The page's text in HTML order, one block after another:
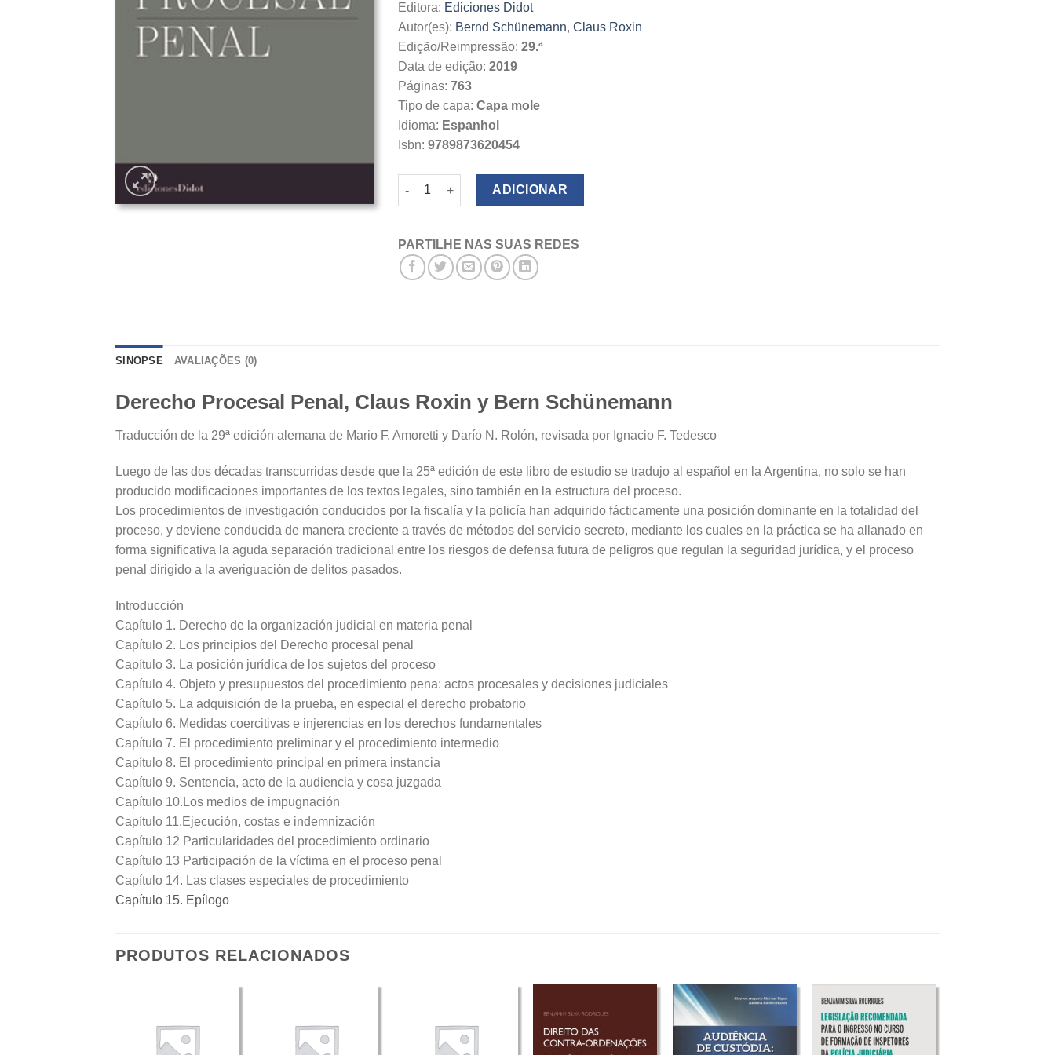
Editora: Ediciones Didot
Autor(es): Bernd Schünemann, Claus Roxin
Edição/Reimpressão: 29.ª
Data de edição: 2019
Páginas: 763
Tipo de capa: Capa mole
Idioma: Espanhol
Isbn: 9789873620454
Quantidade de Derecho Procesal Penal
ADICIONAR
PARTILHE NAS SUAS REDES
SINOPSE AVALIAÇÕES (0)
Derecho Procesal Penal, Claus Roxin y Bern Schünemann
Traducción de la 29ª edición alemana de Mario F. Amoretti y Darío N. Rolón, revisada por Ignacio F. Tedesco
Luego de las dos décadas transcurridas desde que la 25ª edición de este libro de estudio se tradujo al español en la Argentina, no solo se han
producido modificaciones importantes de los textos legales, sino también en la estructura del proceso.
Los procedimientos de investigación conducidos por la fiscalía y la policía han adquirido fácticamente una posición dominante en la totalidad del
proceso, y deviene conducida de manera creciente a través de métodos del servicio secreto, mediante los cuales en la práctica se ha allanado en
forma significativa la aguda separación tradicional entre los riesgos de defensa futura de peligros que regulan la seguridad jurídica, y el proceso
penal dirigido a la averiguación de delitos pasados.
Introducción
Capítulo 1. Derecho de la organización judicial en materia penal
Capítulo 2. Los principios del Derecho procesal penal
Capítulo 3. La posición jurídica de los sujetos del proceso
Capítulo 4. Objeto y presupuestos del procedimiento pena: actos procesales y decisiones judiciales
Capítulo 5. La adquisición de la prueba, en especial el derecho probatorio
Capítulo 6. Medidas coercitivas e injerencias en los derechos fundamentales
Capítulo 7. El procedimiento preliminar y el procedimiento intermedio
Capítulo 8. El procedimiento principal en primera instancia
Capítulo 9. Sentencia, acto de la audiencia y cosa juzgada
Capítulo 10.Los medios de impugnación
Capítulo 11.Ejecución, costas e indemnización
Capítulo 12 Particularidades del procedimiento ordinario
Capítulo 13 Participación de la víctima en el proceso penal
Capítulo 14. Las clases especiales de procedimiento
Capítulo 15. Epílogo
PRODUTOS RELACIONADOS